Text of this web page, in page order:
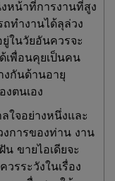
หน้าที่การงานที่สูง
ทำงานได้ลุล่วง
ในวัยอันควรจะ
เพื่อนคุยเป็นคน
งกันด้านอายุ
ตนเอง
ใจอย่างหนึ่งและ
การของท่าน งาน
ขายไอเดียจะ
รระวังในเรื่อง